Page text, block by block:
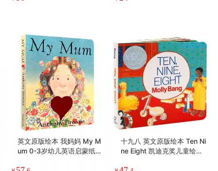
英文原版绘本 我妈妈 My M
um 0-3岁幼儿英语启蒙纸板
十九八 英文原版绘本 Ten Ni
ne Eight 凯迪克奖儿童绘本